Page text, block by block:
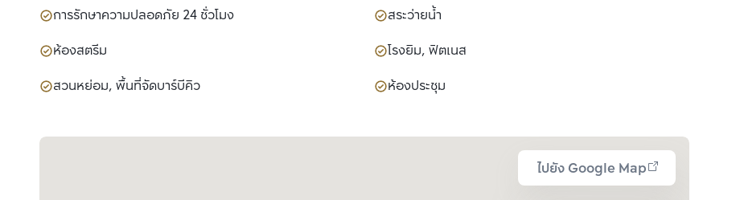
การรักษาความปลอดภัย 24 ชั่วโมง
สระว่ายน้ำ
ห้องสตรีม
โรงยิม, ฟิตเนส
สวนหย่อม, พื้นที่จัดบาร์บีคิว
ห้องประชุม
ไปยัง Google Map